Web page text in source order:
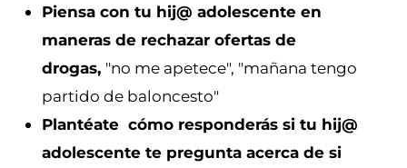
Piensa con tu hij@ adolescente en
maneras de rechazar ofertas de
drogas, "no me apetece", "mañana tengo
partido de baloncesto"
Plantéate cómo responderás si tu hij@
adolescente te pregunta acerca de si